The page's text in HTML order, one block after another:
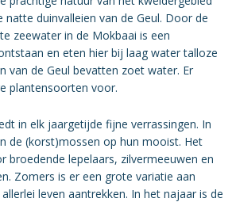
natte duinvalleien van de Geul. Door de
zeewater in de Mokbaai is een
en eten hier bij laag water talloze
van de Geul bevatten zoet water. Er
plantensoorten voor.
in elk jaargetijde fijne verrassingen. In
de (korst)mossen op hun mooist. Het
broedende lepelaars, zilvermeeuwen en
Zomers is er een grote variatie aan
leven aantrekken. In het najaar is de